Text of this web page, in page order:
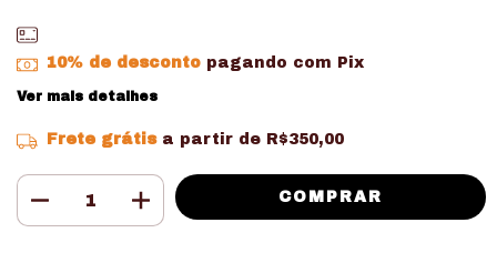
10% de descontopagando com Pix
Ver mais detalhes
Frete grátis a partir de R$350,00